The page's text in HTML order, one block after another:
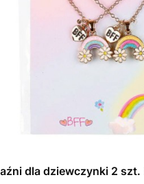
dla dziewczynki 2 szt.